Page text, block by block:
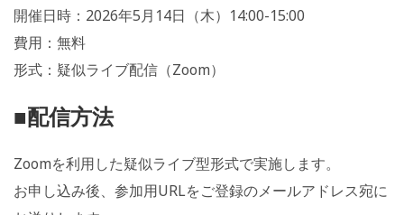
開催日時：2026年5月14日（木）14:00-15:00
費用：無料
形式：疑似ライブ配信（Zoom）
■配信方法
Zoomを利用した疑似ライブ型形式で実施します。
お申し込み後、参加用URLをご登録のメールアドレス宛に